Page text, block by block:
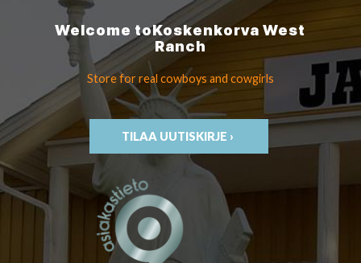
Welcome toKoskenkorvaWest
Ranch
Store for real cowboys and cowgirls
TILAA UUTISKIRJE ›